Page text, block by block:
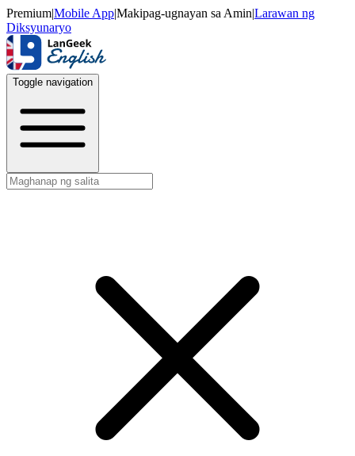
Premium|Mobile App|Makipag-ugnayan sa Amin|Larawan ng
Diksyunaryo
Toggle navigation